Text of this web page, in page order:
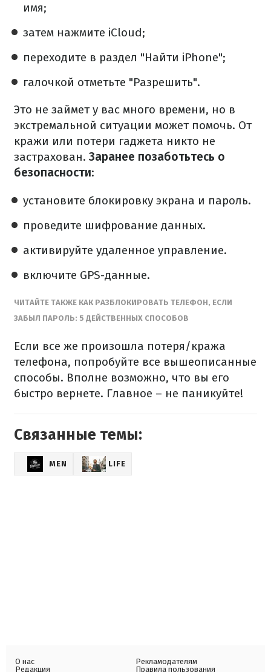
имя;
затем нажмите iCloud;
переходите в раздел "Найти iPhone";
галочкой отметьте "Разрешить".
Это не займет у вас много времени, но в
экстремальной ситуации может помочь. От
кражи или потери гаджета никто не
застрахован. Заранее позаботьтесь о
безопасности:
установите блокировку экрана и пароль.
проведите шифрование данных.
активируйте удаленное управление.
включите GPS-данные.
ЧИТАЙТЕ ТАКЖЕ КАК РАЗБЛОКИРОВАТЬ ТЕЛЕФОН, ЕСЛИ
ЗАБЫЛ ПАРОЛЬ: 5 ДЕЙСТВЕННЫХ СПОСОБОВ
Если все же произошла потеря/кража
телефона, попробуйте все вышеописанные
способы. Вполне возможно, что вы его
быстро вернете. Главное – не паникуйте!
Связанные темы:
MEN LIFE
О нас
Редакция
Рекламодателям
Правила пользования